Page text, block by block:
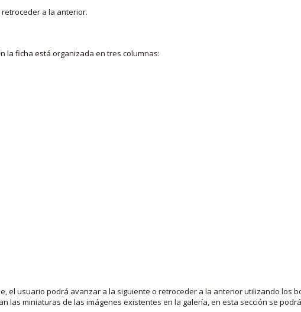
a la anterior.
la ficha está organizada en tres columnas:
el usuario podrá avanzar a la siguiente o retroceder a la anterior utilizando los
las miniaturas de las imágenes existentes en la galería, en esta sección se